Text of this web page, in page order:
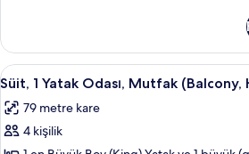
için
tüm
fotoğrafları
görün
Engellilere
Uygun,
Mutfak
in
Shower)
Süit,
1
Yatak
Odası,
Kaliteli
6
Süit, 1 Yatak Odası, Mutfak (Balcony,
79 metre kare
4 kişilik